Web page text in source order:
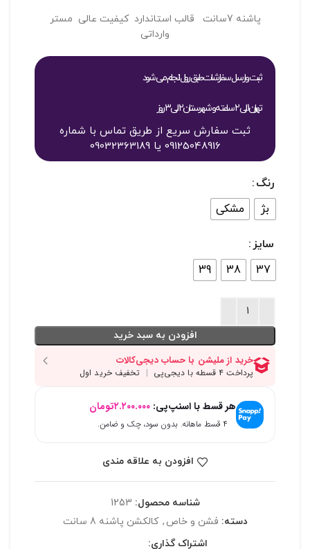
پاشنه 7سانت قالب استاندارد کیفیت عالی مستر
وارداتی
ثبت و ارسال سفارشات طبق روال انجام می شود
تهران 1 الی 2 ساعته و شهرستان 2 الی 3 روز
ثبت سفارش سریع از طریق تماس با شماره
09125048916 یا 09032363189
رنگ
بژ
مشکی
سایز
37
38
39
افزودن به سبد خرید
هر قسط با اسنپ‌پی: ۲.۲۰۰.۰۰۰تومان
۴ قسط ماهانه. بدون سود، چک و ضامن.
افزودن به علاقه مندی
شناسه محصول: 1253
دسته: فشن و خاص, کالکشن پاشنه 8 سانت
اشتراک گذاری: